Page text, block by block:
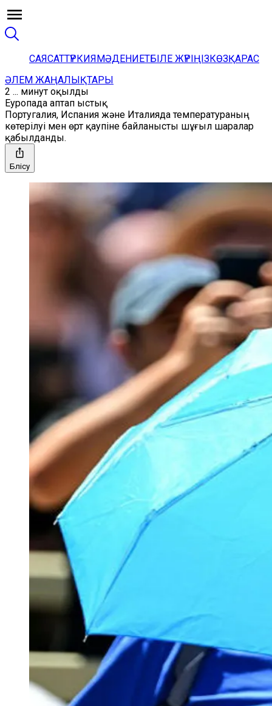
САЯСАТТҮРКИЯМӘДЕНИЕТБІЛЕ ЖҮРІҢІЗКӨЗҚАРАС
ӘЛЕМ ЖАҢАЛЫҚТАРЫ
2 ... минут оқылды
Еуропада аптап ыстық
Португалия, Испания және Италияда температураның
көтерілуі мен өрт қаупіне байланысты шұғыл шаралар
қабылданды.
Бөлісу